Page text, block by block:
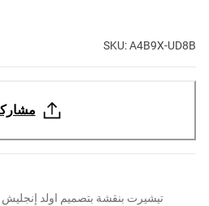
SKU: A4B9X-UD8B
تيشيرت بنقشة بتصميم اولد إنجليش